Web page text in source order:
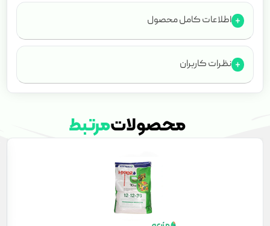
اطلاعات کامل محصول
نظرات کاربران
محصولاتمرتبط